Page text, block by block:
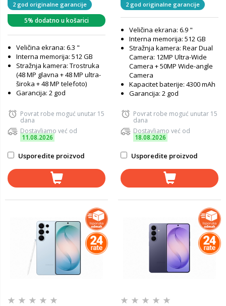
2 god originalne garancije
5% dodatno u košarici
Veličina ekrana: 6.3 "
Interna memorija: 512 GB
Stražnja kamera: Trostruka
(48 MP glavna + 48 MP ultra-
široka + 48 MP telefoto)
Garancija: 2 god
Povrat robe moguć unutar 15
dana
Dostavljamo već od
11.08.2026
Usporedite proizvod
2 god originalne garancije
Veličina ekrana: 6.9 "
Interna memorija: 512 GB
Stražnja kamera: Rear Dual
Camera: 12MP Ultra-Wide
Camera + 50MP Wide-angle
Camera
Kapacitet baterije: 4300 mAh
Garancija: 2 god
Povrat robe moguć unutar 15
dana
Dostavljamo već od
18.08.2026
Usporedite proizvod